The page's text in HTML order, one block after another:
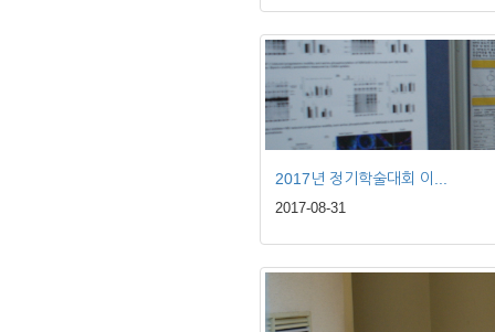
2017년 정기학술대회 이...
2017-08-31